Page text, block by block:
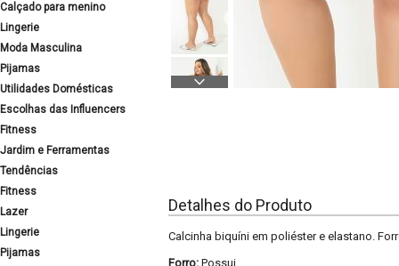
Calçado para menino
Lingerie
Moda Masculina
Pijamas
Utilidades Domésticas
Escolhas das Influencers
Fitness
Jardim e Ferramentas
Tendências
Fitness
Lazer
Lingerie
Pijamas
Detalhes do Produto
Calcinha biquíni em poliéster e elastano.
Forro: Possui